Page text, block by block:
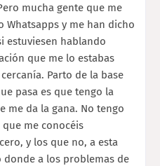
mucha gente que me
Whatsapps y me han dicho
estuviesen hablando
que me lo estabas
Parto de la base
pasa es que tengo la
me da la gana. No tengo
me conocéis
y los que no, a esta
donde a los problemas de